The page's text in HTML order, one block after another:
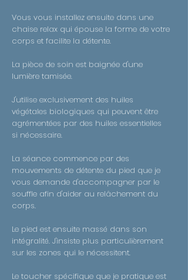
Vous vous installez ensuite dans une
chaise relax qui épouse la forme de votre
corps et facilite la détente.
La pièce de soin est baignée d'une
lumière tamisée.
J'utilise exclusivement des huiles
végétales biologiques qui peuvent être
agrémentées par des huiles essentielles
si nécessaire.
La séance commence par des
mouvements de détente du pied que je
vous demande d'accompagner par le
souffle afin d'aider au relâchement du
corps.
Le pied est ensuite massé dans son
intégralité. J'insiste plus particulièrement
sur les zones qui le nécessitent.
Le toucher spécifique que je pratique est